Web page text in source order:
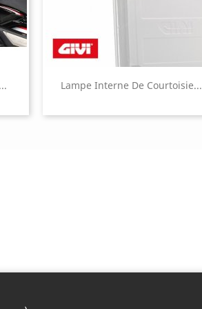
Lampe Interne De Courtoisie...